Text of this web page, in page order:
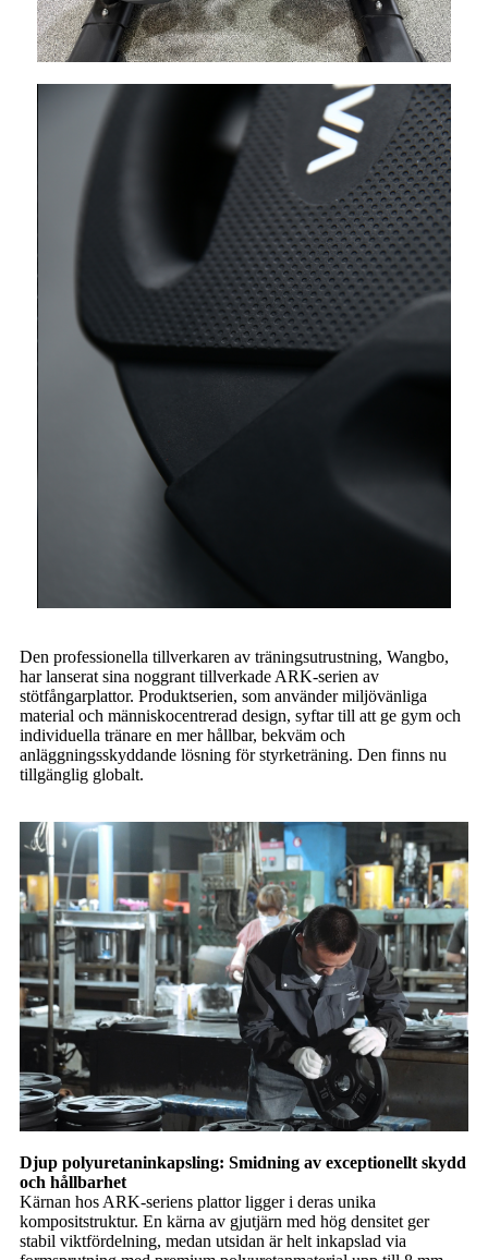
Den professionella tillverkaren av träningsutrustning, Wangbo,
har lanserat sina noggrant tillverkade ARK-serien av
stötfångarplattor. Produktserien, som använder miljövänliga
material och människocentrerad design, syftar till att ge gym och
individuella tränare en mer hållbar, bekväm och
anläggningsskyddande lösning för styrketräning. Den finns nu
tillgänglig globalt.
Djup polyuretaninkapsling: Smidning av exceptionellt skydd
och hållbarhet
Kärnan hos ARK-seriens plattor ligger i deras unika
kompositstruktur. En kärna av gjutjärn med hög densitet ger
stabil viktfördelning, medan utsidan är helt inkapslad via